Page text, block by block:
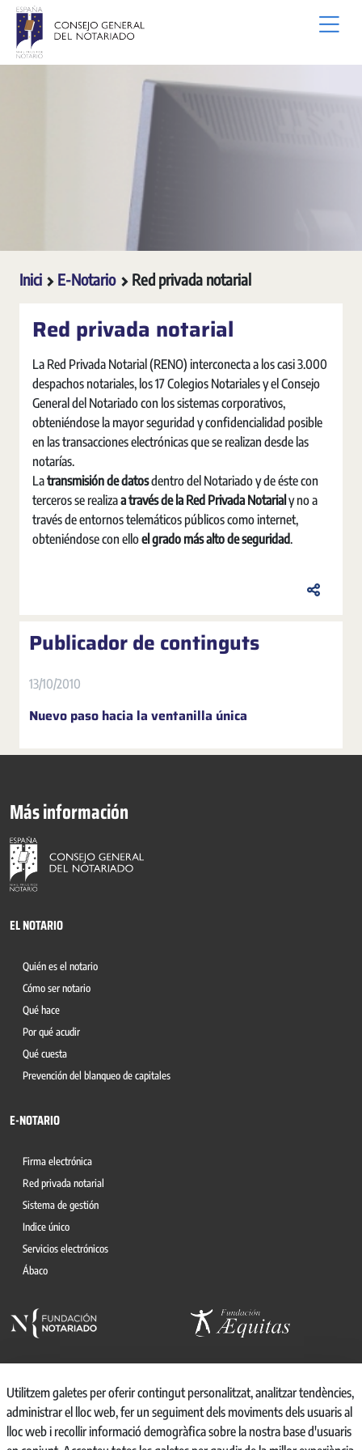
Salta al contingut principal
Inici E-Notario Red privada notarial
Red privada notarial
La Red Privada Notarial (RENO) interconecta a los casi 3.000
despachos notariales, los 17 Colegios Notariales y el Consejo
General del Notariado con los sistemas corporativos,
obteniéndose la mayor seguridad y confidencialidad posible
en las transacciones electrónicas que se realizan desde las
notarías.
Latransmisión de datosdentro del Notariado y de éste con
terceros se realizaa través de la Red Privada Notarial y no a
través de entornos telemáticos públicos como internet,
obteniéndose con elloel grado más alto de seguridad.
Publicador de continguts
13/10/2010
Nuevo paso hacia la ventanilla única
Más información
EL NOTARIO
Quién es el notario
Cómo ser notario
Qué hace
Por qué acudir
Qué cuesta
Prevención del blanqueo de capitales
E-NOTARIO
Firma electrónica
Red privada notarial
Sistema de gestión
Indice único
Servicios electrónicos
Ábaco
© 2026, CONSEJO GENERAL DEL NOTARIO
CANAL INTERNO DE INFORMACIÓN
Utilitzem galetes per oferir contingut personalitzat, analitzar tendències,
administrar el lloc web, fer un seguiment dels moviments dels usuaris al
lloc web i recollir informació demogràfica sobre la nostra base d'usuaris